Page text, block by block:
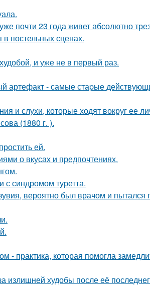
почти 23 года живет абсолютно
постельных сценах.
и уже не в первый раз.
артефакт - самые стаpые
и слухи, которые ходят вокруг ее
(1880 г. ).
ей.
о вкусах и предпочтениях.
с синдромом туретта.
вероятно был врачом и пытался
- практика, которая помогла
излишней худобы после её